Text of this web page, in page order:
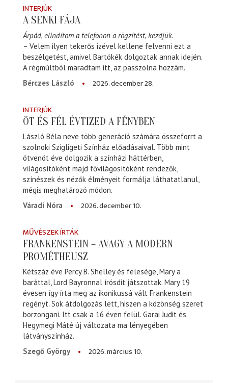
INTERJÚK
A SENKI FÁJA
Árpád, elindítom a telefonon a rögzítést, kezdjük.
– Velem ilyen tekerős izével kellene felvenni ezt a
beszélgetést, amivel Bartókék dolgoztak annak idején.
A régmúltból maradtam itt, az passzolna hozzám.
Bérczes László
2026. december 28.
INTERJÚK
ÖT ÉS FÉL ÉVTIZED A FÉNYBEN
László Béla neve több generáció számára összeforrt a
szolnoki Szigligeti Színház előadásaival. Több mint
ötvenöt éve dolgozik a színházi háttérben,
világosítóként majd fővilágosítóként rendezők,
színészek és nézők élményeit formálja láthatatlanul,
mégis meghatározó módon.
Váradi Nóra
2026. december 10.
MŰVÉSZEK ÍRTÁK
FRANKENSTEIN – AVAGY A MODERN
PROMÉTHEUSZ
Kétszáz éve Percy B. Shelley és felesége, Mary a
baráttal, Lord Bayronnal írósdit játszottak. Mary 19
évesen így írta meg az ikonikussá vált Frankenstein
regényt. Sok átdolgozás lett, hiszen a közönség szeret
borzongani. Itt csak a 16 éven felül. Garai Judit és
Hegymegi Máté új változata ma lényegében
látványszínház.
Szegő György
2026. március 10.